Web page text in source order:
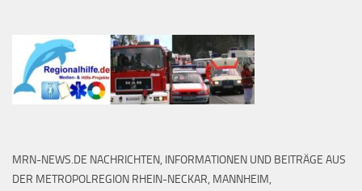
MRN-NEWS.DE NACHRICHTEN, INFORMATIONEN UND BEITRÄGE AUS
DER METROPOLREGION RHEIN-NECKAR, MANNHEIM,